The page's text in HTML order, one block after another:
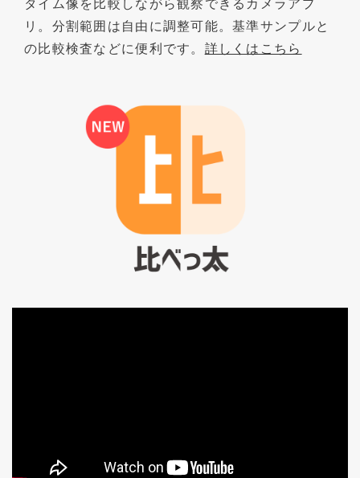
タイム像を比較しながら観察できるカメラアプ
リ。分割範囲は自由に調整可能。基準サンプルと
の比較検査などに便利です。 詳しくはこちら